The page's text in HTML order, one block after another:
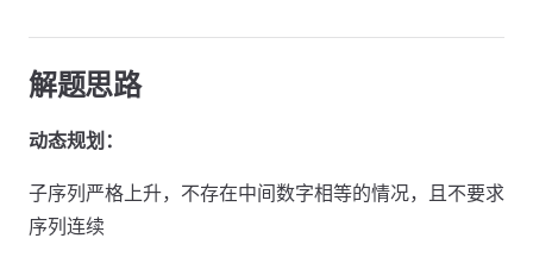
解题思路
动态规划：
子序列严格上升，不存在中间数字相等的情况，且不要求
序列连续